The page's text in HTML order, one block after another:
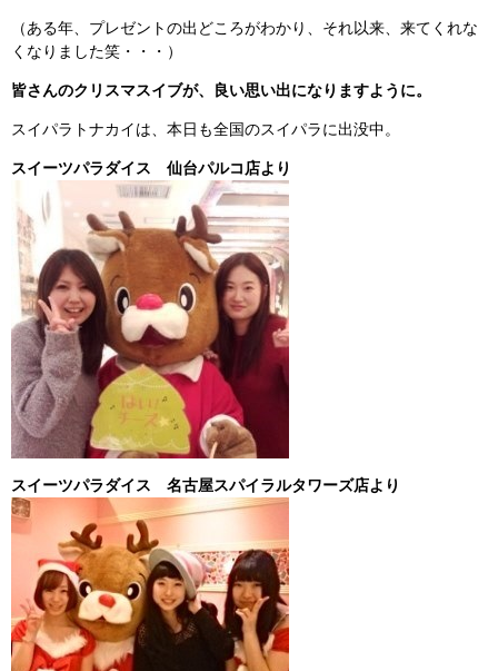
（ある年、プレゼントの出どころがわかり、それ以来、来てくれな
くなりました笑・・・）
皆さんのクリスマスイブが、良い思い出になりますように。
スイパラトナカイは、本日も全国のスイパラに出没中。
スイーツパラダイス 仙台パルコ店より
スイーツパラダイス 名古屋スパイラルタワーズ店より